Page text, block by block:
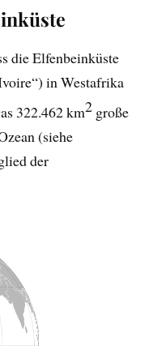
die Elfenbeinküste
in Westafrika
322.462 km2 große
(siehe
der